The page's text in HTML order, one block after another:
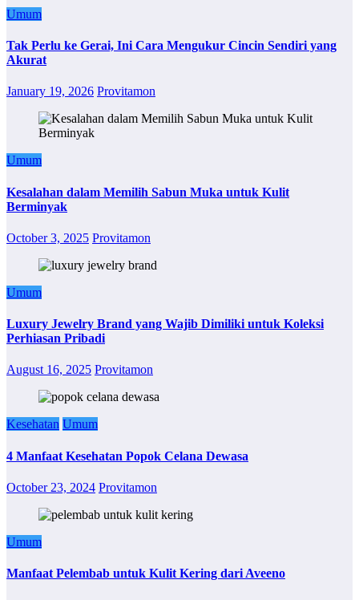
Umum
Tak Perlu ke Gerai, Ini Cara Mengukur Cincin Sendiri yang
Akurat
January 19, 2026 Provitamon
Umum
Kesalahan dalam Memilih Sabun Muka untuk Kulit
Berminyak
October 3, 2025 Provitamon
Umum
Luxury Jewelry Brand yang Wajib Dimiliki untuk Koleksi
Perhiasan Pribadi
August 16, 2025 Provitamon
Kesehatan Umum
4 Manfaat Kesehatan Popok Celana Dewasa
October 23, 2024 Provitamon
Umum
Manfaat Pelembab untuk Kulit Kering dari Aveeno